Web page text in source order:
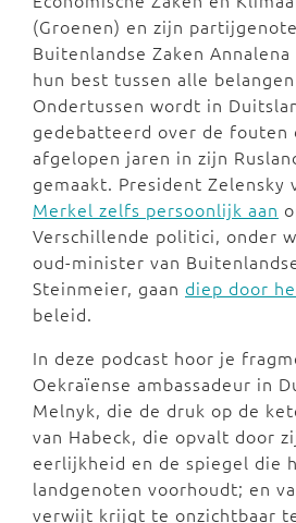
(Groenen) en zijn
Buitenlandse Zaken
hun best tussen alle
Ondertussen wordt in
gedebatteerd over de fouten
afgelopen jaren in zijn
gemaakt. President Zelensky
Merkel zelfs persoonlijk aan
Verschillende politici, onder
oud-minister van
Steinmeier, gaan diep door
beleid.
In deze podcast hoor je
Oekraïense ambassadeur in
Melnyk, die de druk op de
van Habeck, die opvalt door
eerlijkheid en de spiegel die
landgenoten voorhoudt; en
verwijt krijgt te onzichtbaar